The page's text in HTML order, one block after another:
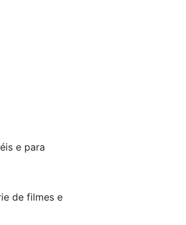
e para
de filmes e